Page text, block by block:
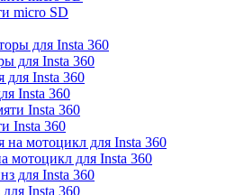
micro SD
для Insta 360
Insta 360
Insta 360
мотоцикл для Insta 360
Insta 360